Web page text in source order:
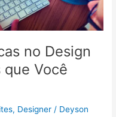
no Design
Você
, Designer / Deyson